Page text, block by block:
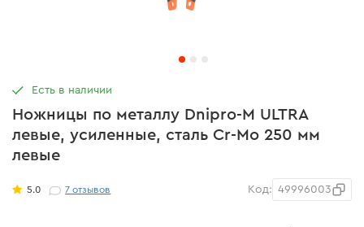
Ножницы по металлу Dnipro-M ULTRA
левые, усиленные, сталь Cr-Mo 250 мм
левые
5.0 7отзывов Код: 49996003
Есть в наличии